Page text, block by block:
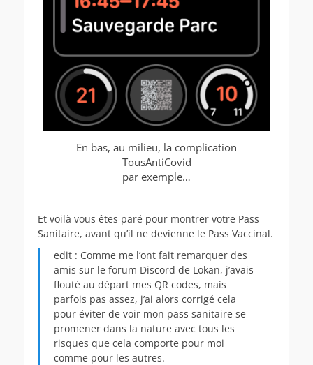
En bas, au milieu, la complication
TousAntiCovid
par exemple…
Et voilà vous êtes paré pour montrer votre Pass
Sanitaire, avant qu’il ne devienne le Pass Vaccinal.
edit : Comme me l’ont fait remarquer des
amis sur le forum Discord de Lokan, j’avais
flouté au départ mes QR codes, mais
parfois pas assez, j’ai alors corrigé cela
pour éviter de voir mon pass sanitaire se
promener dans la nature avec tous les
risques que cela comporte pour moi
comme pour les autres.